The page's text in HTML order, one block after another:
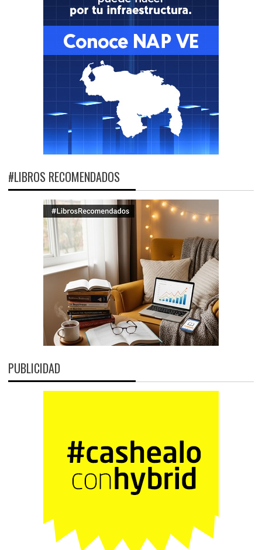
#LIBROS RECOMENDADOS
PUBLICIDAD